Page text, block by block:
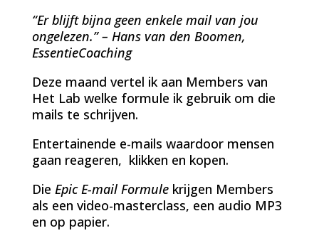
“Er blijft bijna geen enkele mail van jou
ongelezen.” – Hans van den Boomen,
EssentieCoaching
Deze maand vertel ik aan Members van
Het Lab welke formule ik gebruik om die
mails te schrijven.
Entertainende e-mails waardoor mensen
gaan reageren, klikken en kopen.
Die Epic E-mail Formulekrijgen Members
als een video-masterclass, een audio MP3
en op papier.